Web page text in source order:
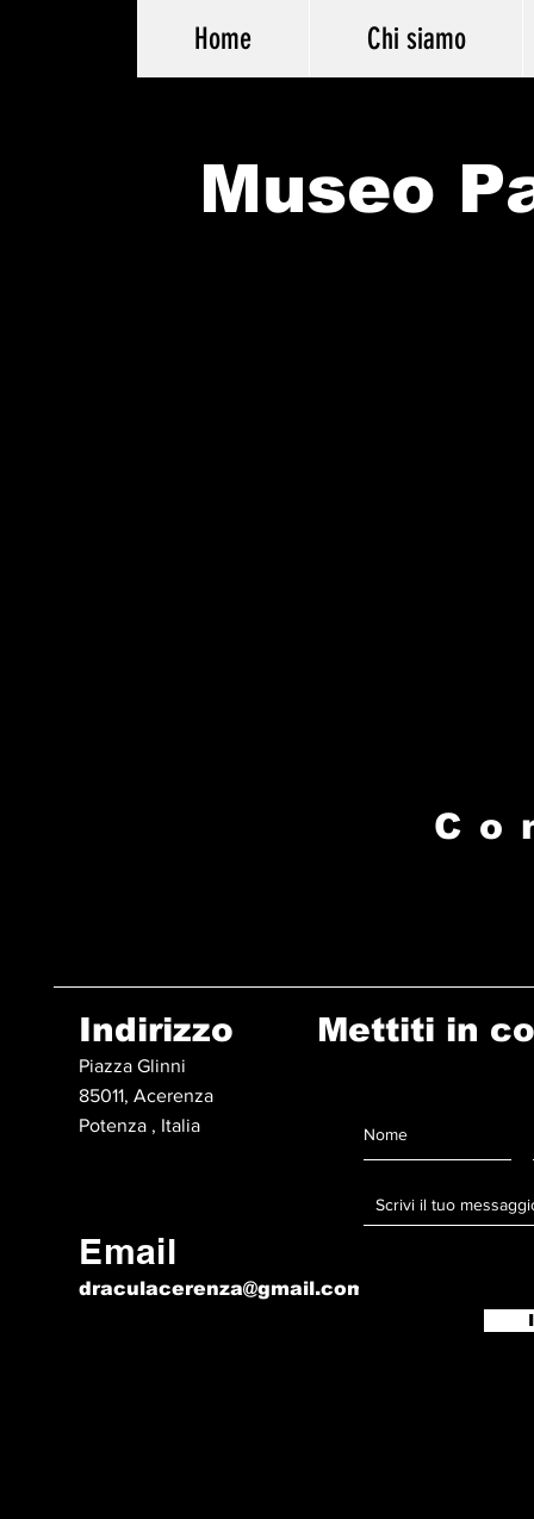
Home Chi siamo
Museo
Indirizzo
Piazza Glinni
85011, Acerenza
Potenza , Italia
Email
draculacerenza@gmail.com
Mettiti in